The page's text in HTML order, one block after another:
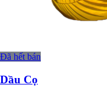
Đã hết bán
Dầu Cọ